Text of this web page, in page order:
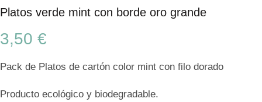
Platos verde mint con borde oro grande
3,50 €
Pack de Platos de cartón color mint con filo dorado
Producto ecológico y biodegradable.